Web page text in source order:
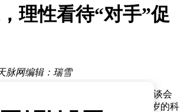
理性看待“对手”促
脉网编辑：瑞雪
学生程序设计竞赛（ICPC）相关座谈会
非的发言引发了广泛关注。这位81岁的科